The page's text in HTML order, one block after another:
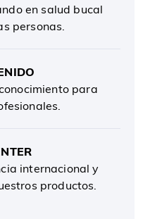
en salud bucal
personas.
para
internacional y
productos.